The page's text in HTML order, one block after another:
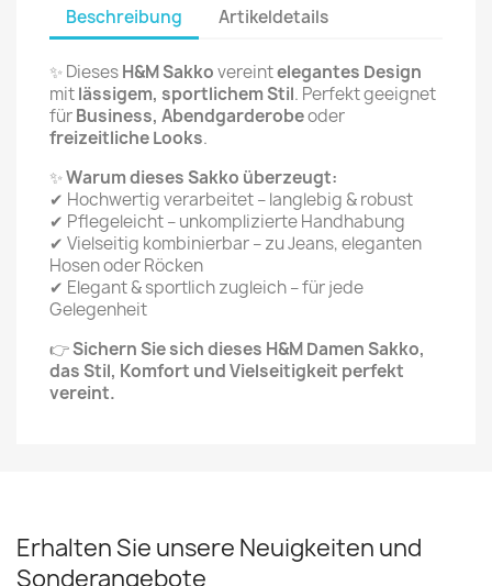
Beschreibung Artikeldetails
✨ DiesesH&M Sakkovereintelegantes Design
mitlässigem, sportlichem Stil. Perfekt geeignet
fürBusiness, Abendgarderobeoder
freizeitliche Looks.
✨Warum dieses Sakko überzeugt:
✔ Hochwertig verarbeitet – langlebig & robust
✔ Pflegeleicht – unkomplizierte Handhabung
✔ Vielseitig kombinierbar – zu Jeans, eleganten
Hosen oder Röcken
✔ Elegant & sportlich zugleich – für jede
Gelegenheit
👉Sichern Sie sich dieses H&M Damen Sakko,
das Stil, Komfort und Vielseitigkeit perfekt
vereint.
Erhalten Sie unsere Neuigkeiten und
Sonderangebote